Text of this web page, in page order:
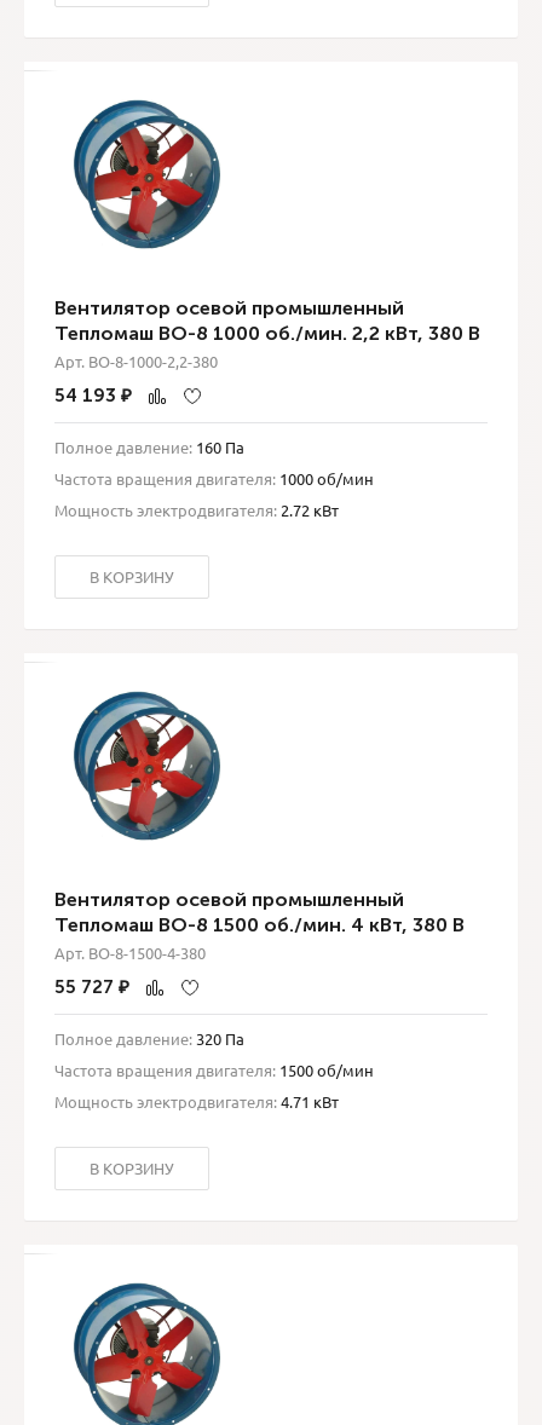
Вентилятор осевой промышленный
Тепломаш ВО-8 1000 об./мин. 2,2 кВт, 380 В
Арт. ВО-8-1000-2,2-380
54 193 ₽
Полное давление: 160 Па
Частота вращения двигателя: 1000 об/мин
Мощность электродвигателя: 2.72 кВт
В КОРЗИНУ
Вентилятор осевой промышленный
Тепломаш ВО-8 1500 об./мин. 4 кВт, 380 В
Арт. ВО-8-1500-4-380
55 727 ₽
Полное давление: 320 Па
Частота вращения двигателя: 1500 об/мин
Мощность электродвигателя:4.71 кВт
В КОРЗИНУ